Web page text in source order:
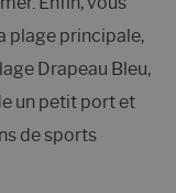
plage principale,
Drapeau Bleu,
un petit port et
de sports